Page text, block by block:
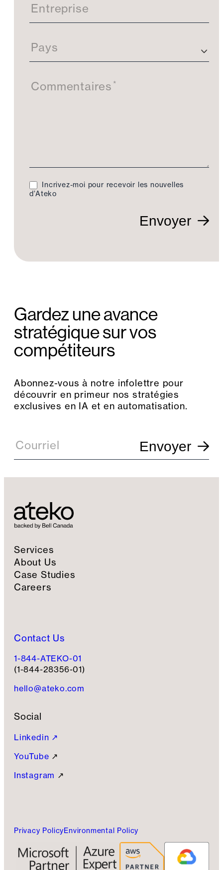
Entreprise
Pays
Commentaires*
Incrivez-moi pour recevoir les nouvelles
d’Ateko
Envoyer
Gardez une avance
stratégique sur vos
compétiteurs
Abonnez-vous à notre infolettre pour
découvrir en primeur nos stratégies
exclusives en IA et en automatisation.
a
i
S
n
u
Courriel Envoyer
Services
About Us
Case Studies
Careers
Contact Us
1-844-ATEKO-01
(1-844-28356-01)
hello@ateko.com
Social
Linkedin ↗
YouTube ↗
Instagram ↗
Privacy PolicyEnvironmental Policy